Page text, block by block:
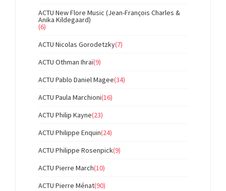
ACTU New Flore Music (Jean-François Charles &
Anika Kildegaard)
(6)
ACTU Nicolas Gorodetzky(7)
ACTU Othman Ihraï(9)
ACTU Pablo Daniel Magee(34)
ACTU Paula Marchioni(16)
ACTU Philip Kayne(23)
ACTU Philippe Enquin(24)
ACTU Philippe Rosenpick(9)
ACTU Pierre March(10)
ACTU Pierre Ménat(90)